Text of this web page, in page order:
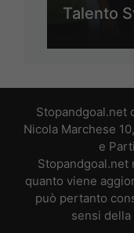
Talento
Stopandgoal.net
Nicola Marchese
e
Stopandgoal.net
quanto viene
può pertanto
sensi della